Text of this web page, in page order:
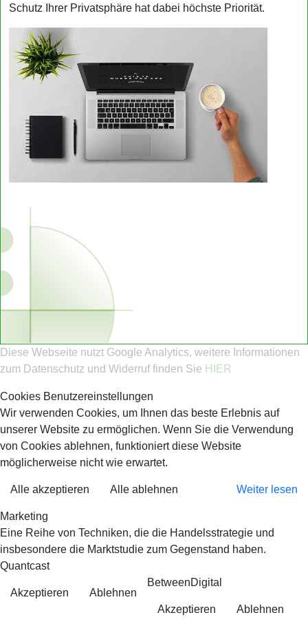
Schutz Ihrer Privatsphäre hat dabei höchste Priorität.
Diese Webseite nutzt Google Analytics, weitere Informationen
zum Datenschutz und Widerruf finden Sie HIER
Cookies Benutzereinstellungen
Wir verwenden Cookies, um Ihnen das beste Erlebnis auf
unserer Website zu ermöglichen. Wenn Sie die Verwendung
von Cookies ablehnen, funktioniert diese Website
möglicherweise nicht wie erwartet.
Alle akzeptieren Alle ablehnen Weiter lesen
Marketing
Eine Reihe von Techniken, die die Handelsstrategie und
insbesondere die Marktstudie zum Gegenstand haben.
Quantcast
Akzeptieren Ablehnen
BetweenDigital
Akzeptieren Ablehnen